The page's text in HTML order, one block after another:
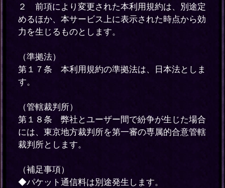
２ 前項により変更された本利用規約は、別途定
めるほか、本サービス上に表示された時点から効
力を生じるものとします。
（準拠法）
第１７条 本利用規約の準拠法は、日本法としま
す。
（管轄裁判所）
第１８条 弊社とユーザー間で紛争が生じた場合
には、東京地方裁判所を第一審の専属的合意管轄
裁判所とします。
（補足事項）
◆パケット通信料は別途発生します。